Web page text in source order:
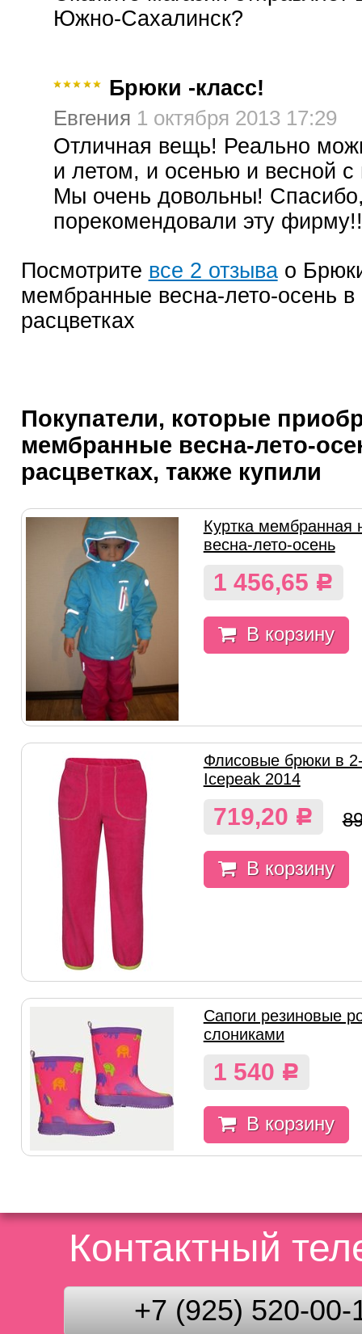
Южно-Сахалинск?
Брюки -класс!
Евгения 1 октября 2013 17:29
Отличная вещь! Реально
и летом, и осенью и весной с
Мы очень довольны!
порекомендовали эту
Посмотрите все 2 отзывао
мембранные весна-лето-осень в
расцветках
Покупатели, которые
мембранные весна-лето-
расцветках, также купили
Куртка мембранная
весна-лето-осень
1 456,65 Р
В корзину
Флисовые брюки в
Icepeak 2014
719,20 Р
В корзину
Сапоги резиновые
слониками
1 540 Р
В корзину
Контактный
+7 (925) 520-00-